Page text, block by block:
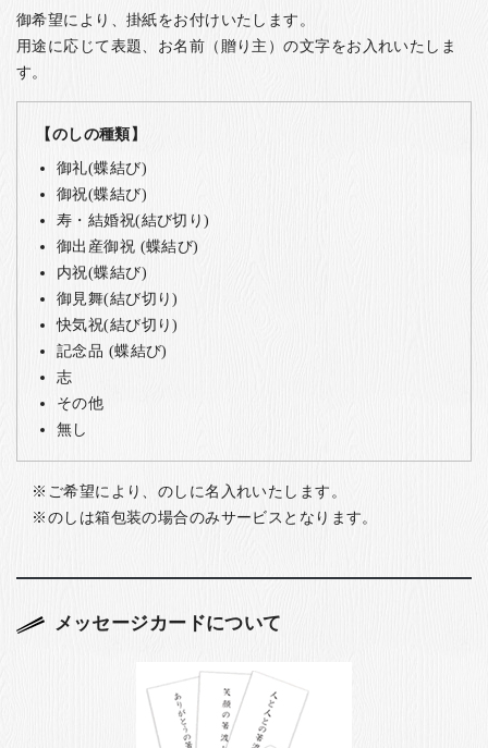
御希望により、掛紙をお付けいたします。
用途に応じて表題、お名前（贈り主）の文字をお入れいたしま
す。
【のしの種類】
御礼(蝶結び)
御祝(蝶結び)
寿・結婚祝(結び切り)
御出産御祝 (蝶結び)
内祝(蝶結び)
御見舞(結び切り)
快気祝(結び切り)
記念品 (蝶結び)
志
その他
無し
ご希望により、のしに名入れいたします。
のしは箱包装の場合のみサービスとなります。
メッセージカードについて